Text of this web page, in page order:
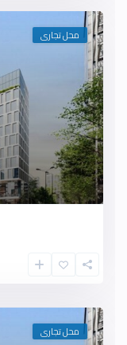
محل تجارى
محل تجارى